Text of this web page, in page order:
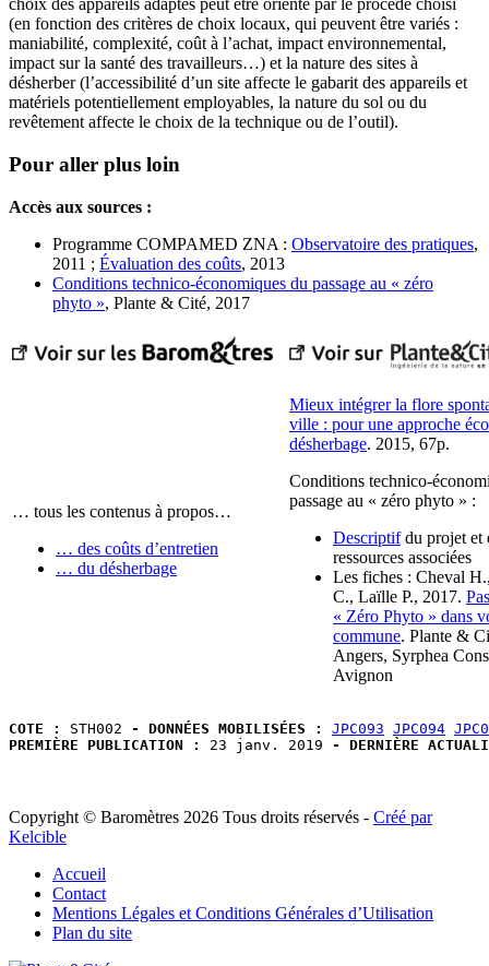
choix des appareils adaptés peut être orienté par le procédé choisi
(en fonction des critères de choix locaux, qui peuvent être variés :
maniabilité, complexité, coût à l’achat, impact environnemental,
impact sur la santé des travailleurs…) et la nature des sites à
désherber (l’accessibilité d’un site affecte le gabarit des appareils et
matériels potentiellement employables, la nature du sol ou du
revêtement affecte le choix de la technique ou de l’outil).
Pour aller plus loin
Accès aux sources :
Programme COMPAMED ZNA : Observatoire des pratiques,
2011 ; Évaluation des coûts, 2013
Conditions technico-économiques du passage au « zéro
phyto », Plante & Cité, 2017
… tous les contenus à propos…
… des coûts d’entretien
… du désherbage
Mieux intégrer la flore
ville : pour une approche
désherbage. 2015, 67p.
Conditions technico-
passage au « zéro phyto » :
Descriptifdu projet et
ressources associées
Les fiches : Cheval
C., Laïlle P., 2017.
« Zéro Phyto » dans
commune. Plante &
Angers, Syrphea
Avignon
COTE : STH002 - DONNÉES MOBILISÉES : JPC093 JPC094
PREMIÈRE PUBLICATION :
23 janv. 2019 - DERNIÈRE
Copyright © Baromètres 2026 Tous droits réservés - Créé par
Kelcible
Accueil
Contact
Mentions Légales et Conditions Générales d’Utilisation
Plan du site